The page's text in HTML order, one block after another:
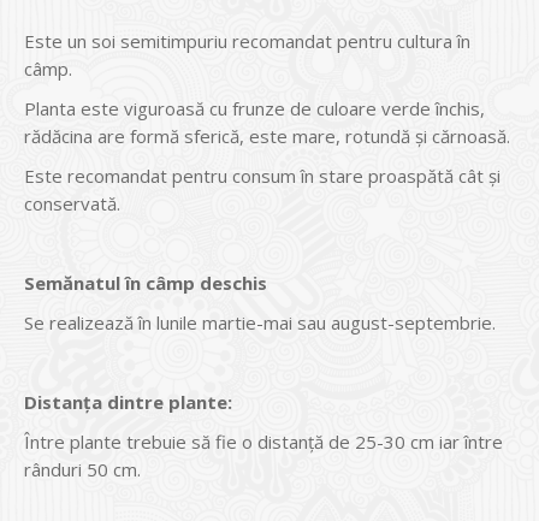
Este un soi semitimpuriu recomandat pentru cultura în
câmp.
Planta este viguroasă cu frunze de culoare verde închis,
rădăcina are formă sferică, este mare, rotundă şi cărnoasă.
Este recomandat pentru consum în stare proaspătă cât şi
conservată.
Semănatul în câmp deschis
Se realizează în lunile martie-mai sau august-septembrie.
Distanţa dintre plante:
Între plante trebuie să fie o distanţă de 25-30 cm iar între
rânduri 50 cm.